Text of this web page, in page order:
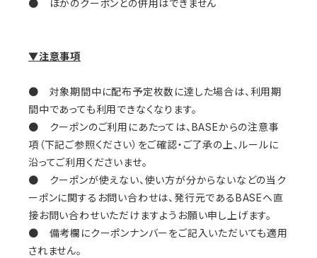
● ほかのクーポンとの併用はできません
▼注意事項
● 対象期間中に配布予定枚数に達した場合は、利用期
間中であっても利用できなくなります。
● クーポンのご利用にあたっては、BASEからの注意事
項（下記ご参照ください）をご確認・ご了承の上、ルールに
沿ってご利用くださいませ。
● クーポンが使えない、使い方が分からないなどの当ク
ーポンに関するお問い合わせは、発行元であるBASEへ直
接お問い合わせいただけますようお願い申し上げます。
● 備考欄にクーポンナンバーをご記入いただいても適用
されません。